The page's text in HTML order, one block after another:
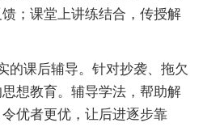
；课堂上讲练结合，传授解
的课后辅导。针对抄袭、拖欠
思想教育。辅导学法，帮助解
优者更优，让后进逐步靠